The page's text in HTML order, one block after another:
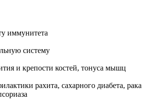
иммунитета
систему
и крепости костей, тонуса мышц
рахита, сахарного диабета, рака